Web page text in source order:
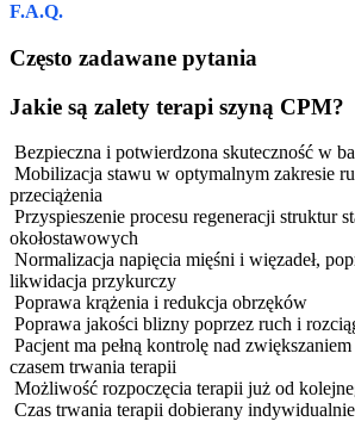
F.A.Q.
Często zadawane pytania
Jakie są zalety terapi szyną CPM?
Bezpieczna i potwierdzona skuteczność w
Mobilizacja stawu w optymalnym zakresie
przeciążenia
Przyspieszenie procesu regeneracji struktur
okołostawowych
Normalizacja napięcia mięśni i więzadeł,
likwidacja przykurczy
Poprawa krążenia i redukcja obrzęków
Poprawa jakości blizny poprzez ruch i
Pacjent ma pełną kontrolę nad
czasem trwania terapii
Możliwość rozpoczęcia terapii już od
Czas trwania terapii dobierany